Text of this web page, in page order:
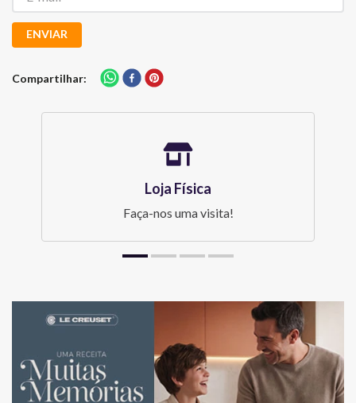
ENVIAR
Compartilhar
Loja Física
Faça-nos uma visita!